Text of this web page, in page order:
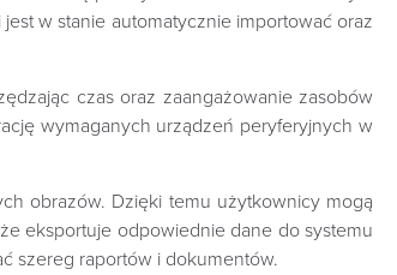
w stanie automatycznie importować oraz
czas oraz zaangażowanie zasobów
wymaganych urządzeń peryferyjnych w
obrazów. Dzięki temu użytkownicy mogą
eksportuje odpowiednie dane do systemu
szereg raportów i dokumentów.